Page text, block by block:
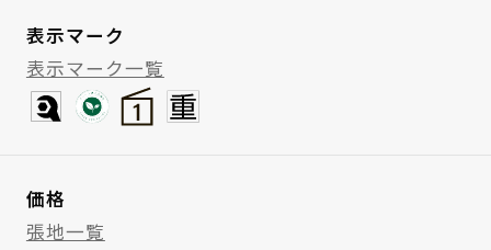
表示マーク
表示マーク一覧
価格
張地一覧